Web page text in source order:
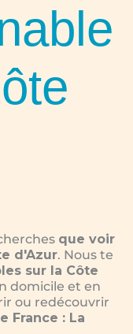
que voir
d'Azur. Nous te
sur la Côte
domicile et en
ou redécouvrir
France : La